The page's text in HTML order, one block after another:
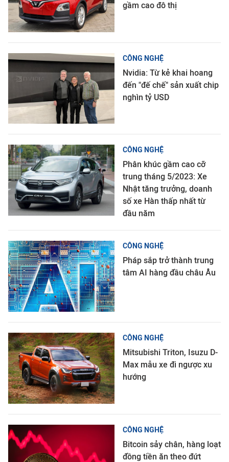
gầm cao đô thị
CÔNG NGHỆ
Nvidia: Từ kẻ khai hoang
đến "đế chế" sản xuất chip
nghìn tỷ USD
CÔNG NGHỆ
Phân khúc gầm cao cỡ
trung tháng 5/2023: Xe
Nhật tăng trưởng, doanh
số xe Hàn thấp nhất từ
đầu năm
CÔNG NGHỆ
Pháp sắp trở thành trung
tâm AI hàng đầu châu Âu
CÔNG NGHỆ
Mitsubishi Triton, Isuzu D-
Max mẫu xe đi ngược xu
hướng
CÔNG NGHỆ
Bitcoin sảy chân, hàng loạt
đồng tiền ăn theo đứt